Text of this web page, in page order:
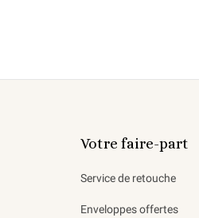
Votre faire-part
Service de retouche
Enveloppes offertes